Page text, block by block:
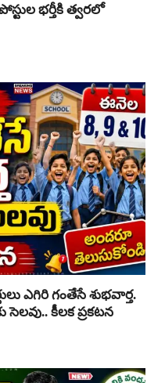
భర్తీకి త్వరలో
ఎగిరి గంతేసే శుభవార్త.
సెలవు.. కీలక ప్రకటన